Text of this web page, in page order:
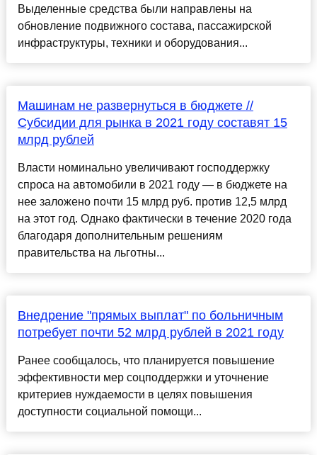
Выделенные средства были направлены на
обновление подвижного состава, пассажирской
инфраструктуры, техники и оборудования...
Машинам не развернуться в бюджете //
Субсидии для рынка в 2021 году составят 15
млрд рублей
Власти номинально увеличивают господдержку
спроса на автомобили в 2021 году — в бюджете на
нее заложено почти 15 млрд руб. против 12,5 млрд
на этот год. Однако фактически в течение 2020 года
благодаря дополнительным решениям
правительства на льготны...
Внедрение "прямых выплат" по больничным
потребует почти 52 млрд рублей в 2021 году
Ранее сообщалось, что планируется повышение
эффективности мер соцподдержки и уточнение
критериев нуждаемости в целях повышения
доступности социальной помощи...